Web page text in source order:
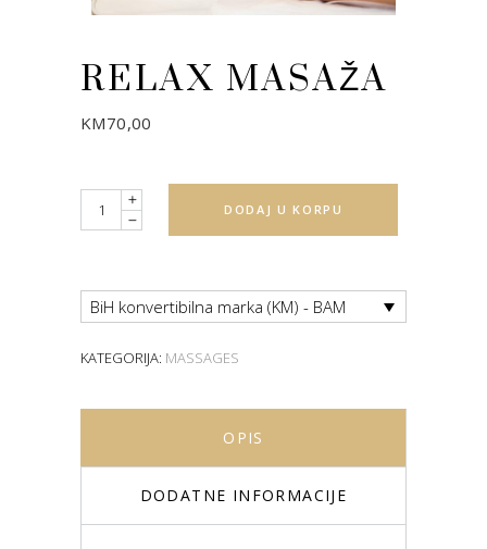
RELAX MASAŽA
KM70,00
Quantity DODAJ U KORPU
BiH konvertibilna marka (KM) - BAM
KATEGORIJA: MASSAGES
OPIS
DODATNE INFORMACIJE